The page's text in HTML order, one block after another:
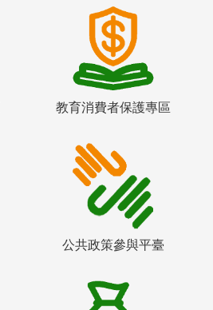
教育消費者保護專區
公共政策參與平臺